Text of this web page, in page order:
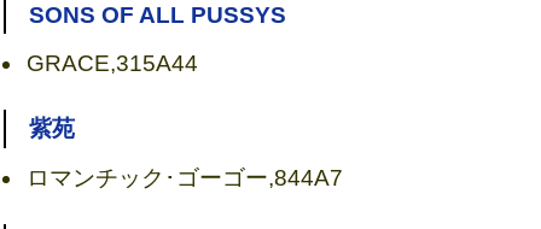
SONS OF ALL PUSSYS
GRACE,315A44
紫苑
ロマンチック･ゴーゴー,844A7